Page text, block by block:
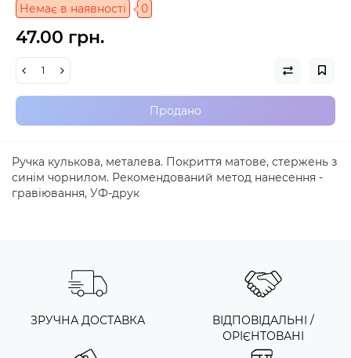
Немає в наявності 0
47.00 грн.
Продано
Ручка кулькова, металева. Покриття матове, стержень з
синім чорнилом. Рекомендований метод нанесення -
гравіювання, УФ-друк
ЗРУЧНА ДОСТАВКА
ВІДПОВІДАЛЬНІ /
ОРІЄНТОВАНІ